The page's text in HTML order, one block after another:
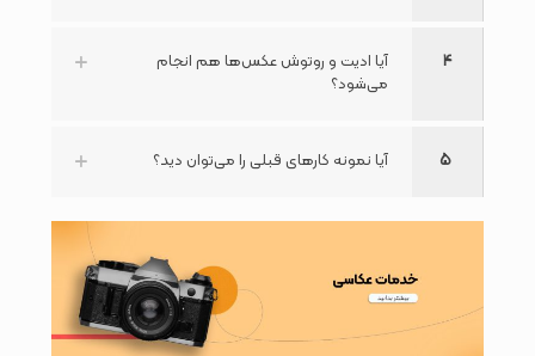
4
آیا ادیت و روتوش عکس‌ها هم انجام
می‌شود؟
5 آیا نمونه کارهای قبلی را می‌توان دید؟